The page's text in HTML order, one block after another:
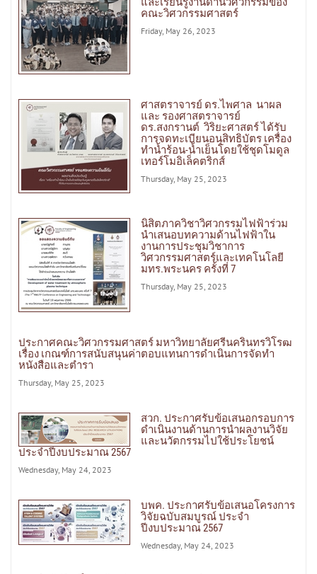
คณะวิศวกรรมศาสตร์
Friday, May 26, 2023
ศาสตราจารย์ ดร.ไพศาล นาผล
และ รองศาสตราจารย์
ดร.สงกรานต์ วิริยะศาสตร์ ได้รับ
การจดทะเบียนอนุสิทธิบัตร เครื่อง
ทำน้ำร้อน-น้ำเย็นโดยใช้ชุดโมดูล
เทอร์โมอิเล็คตริกส์
Thursday, May 25, 2023
นิสิตภาควิชาวิศวกรรมไฟฟ้าร่วม
นำเสนอบทความด้านไฟฟ้าใน
งานการประชุมวิชาการ
วิศวกรรมศาสตร์และเทคโนโลยี
มทร.พระนคร ครั้งที่ 7
Thursday, May 25, 2023
ประกาศคณะวิศวกรรมศาสตร์ มหาวิทยาลัยศรีนครินทรวิโรฒ
เรื่อง เกณฑ์การสนับสนุนค่าตอบแทนการดำเนินการจัดทำ
หนังสือและตำรา
Thursday, May 25, 2023
สวก. ประกาศรับข้อเสนอกรอบการ
ดำเนินงานด้านการนำผลงานวิจัย
และนวัตกรรมไปใช้ประโยชน์
ประจำปีงบประมาณ 2567
Wednesday, May 24, 2023
บพค. ประกาศรับข้อเสนอโครงการ
วิจัยฉบับสมบูรณ์ ประจำ
ปีงบประมาณ 2567
Wednesday, May 24, 2023